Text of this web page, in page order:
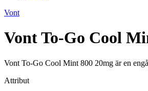
Vont
Vont To-Go Cool
Vont To-Go Cool Mint 800 20mg är en
Attribut